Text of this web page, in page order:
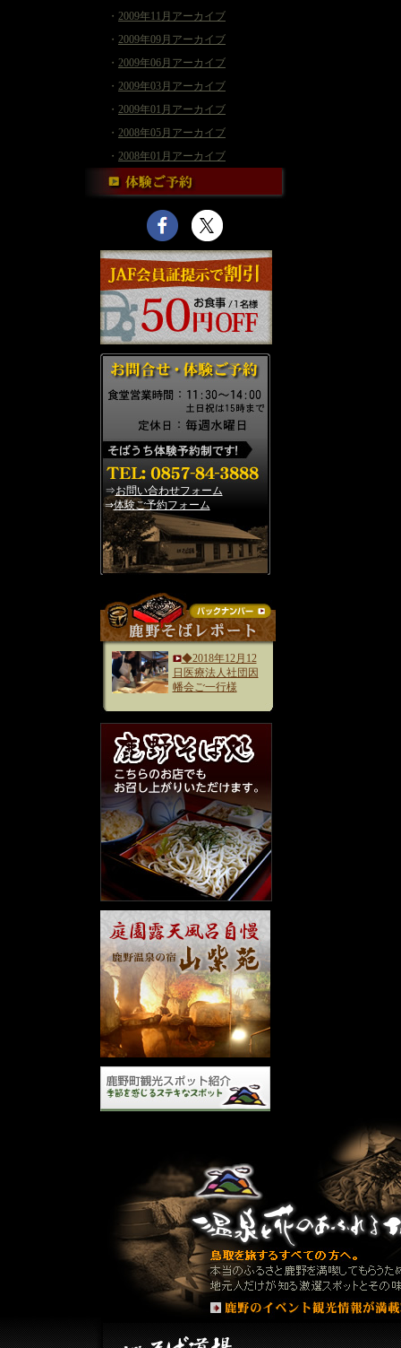
・ 2009年11月アーカイブ
・ 2009年09月アーカイブ
・ 2009年06月アーカイブ
・ 2009年03月アーカイブ
・ 2009年01月アーカイブ
・ 2008年05月アーカイブ
・ 2008年01月アーカイブ
⇒お問い合わせフォーム
⇒体験ご予約フォーム
◆2018年12月12
日医療法人社団因
幡会ご一行様